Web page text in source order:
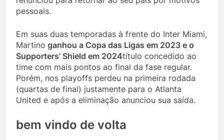
pessoais.
Em suas duas temporadas à frente do Inter Miami,
Martino ganhou a Copa das Ligas em 2023 e o
Supporters’ Shield em 2024título concedido ao
time com mais pontos ao final da fase regular.
Porém, nos playoffs perdeu na primeira rodada
(quartas de final) justamente para o Atlanta
United e após a eliminação anunciou sua saída.
bem vindo de volta